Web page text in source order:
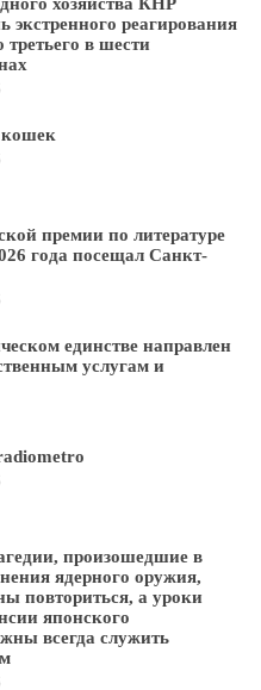
экстренного реагирования
в шести
премии по литературе
года посещал Санкт-
единстве направлен
услугам и
произошедшие в
ядерного оружия,
повториться, а уроки
японского
всегда служить